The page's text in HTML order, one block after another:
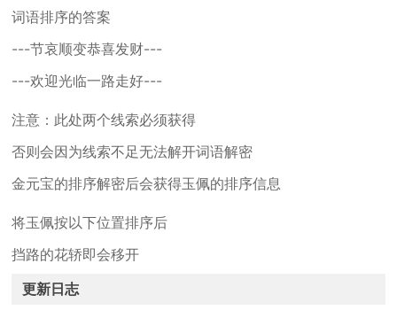
词语排序的答案
---节哀顺变恭喜发财---
---欢迎光临一路走好---
注意：此处两个线索必须获得
否则会因为线索不足无法解开词语解密
金元宝的排序解密后会获得玉佩的排序信息
将玉佩按以下位置排序后
挡路的花轿即会移开
更新日志